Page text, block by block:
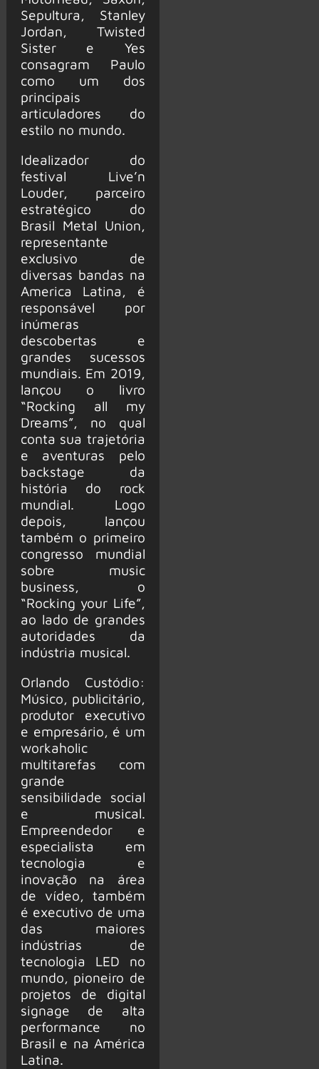
Sepultura, Stanley
Jordan, Twisted
Sister e Yes
consagram Paulo
como um dos
principais
articuladores do
estilo no mundo.
Idealizador do
festival Live’n
Louder, parceiro
estratégico do
Brasil Metal Union,
representante
exclusivo de
diversas bandas na
America Latina, é
responsável por
inúmeras
descobertas e
grandes sucessos
mundiais. Em 2019,
lançou o livro
“Rocking all my
Dreams”, no qual
conta sua trajetória
e aventuras pelo
backstage da
história do rock
mundial. Logo
depois, lançou
também o primeiro
congresso mundial
sobre music
business, o
“Rocking your Life”,
ao lado de grandes
autoridades da
indústria musical.
Orlando Custódio:
Músico, publicitário,
produtor executivo
e empresário, é um
workaholic
multitarefas com
grande
sensibilidade social
e musical.
Empreendedor e
especialista em
tecnologia e
inovação na área
de vídeo, também
é executivo de uma
das maiores
indústrias de
tecnologia LED no
mundo, pioneiro de
projetos de digital
signage de alta
performance no
Brasil e na América
Latina.